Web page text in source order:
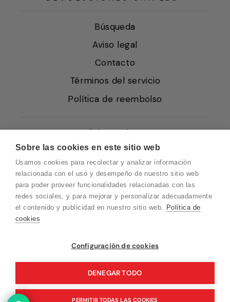
Sobre las cookies en este sitio web
Usamos cookies para recolectar y analizar información
relacionada con el uso y desempeño de nuestro sitio web
para poder proveer funcionalidades relacionadas con las
redes sociales, y para mejorar y personalizar adecuadamente
el contenido y publicidad en nuestro sitio web. Política de
cookies
Configuración de cookies
DENEGAR TODO
PERMITIR TODAS LAS COOKIES
Búsqueda
Aviso legal
Contacto
Términos del servicio
Política de reembolso
Condiciones de Venta
Quiénes somos
Política de Cookies
Protección de Datos
Blog EN
Blog DE
Blog IT
Vuelvo en un momento. Recuerda que
nuestro horario de atención al cliente es de